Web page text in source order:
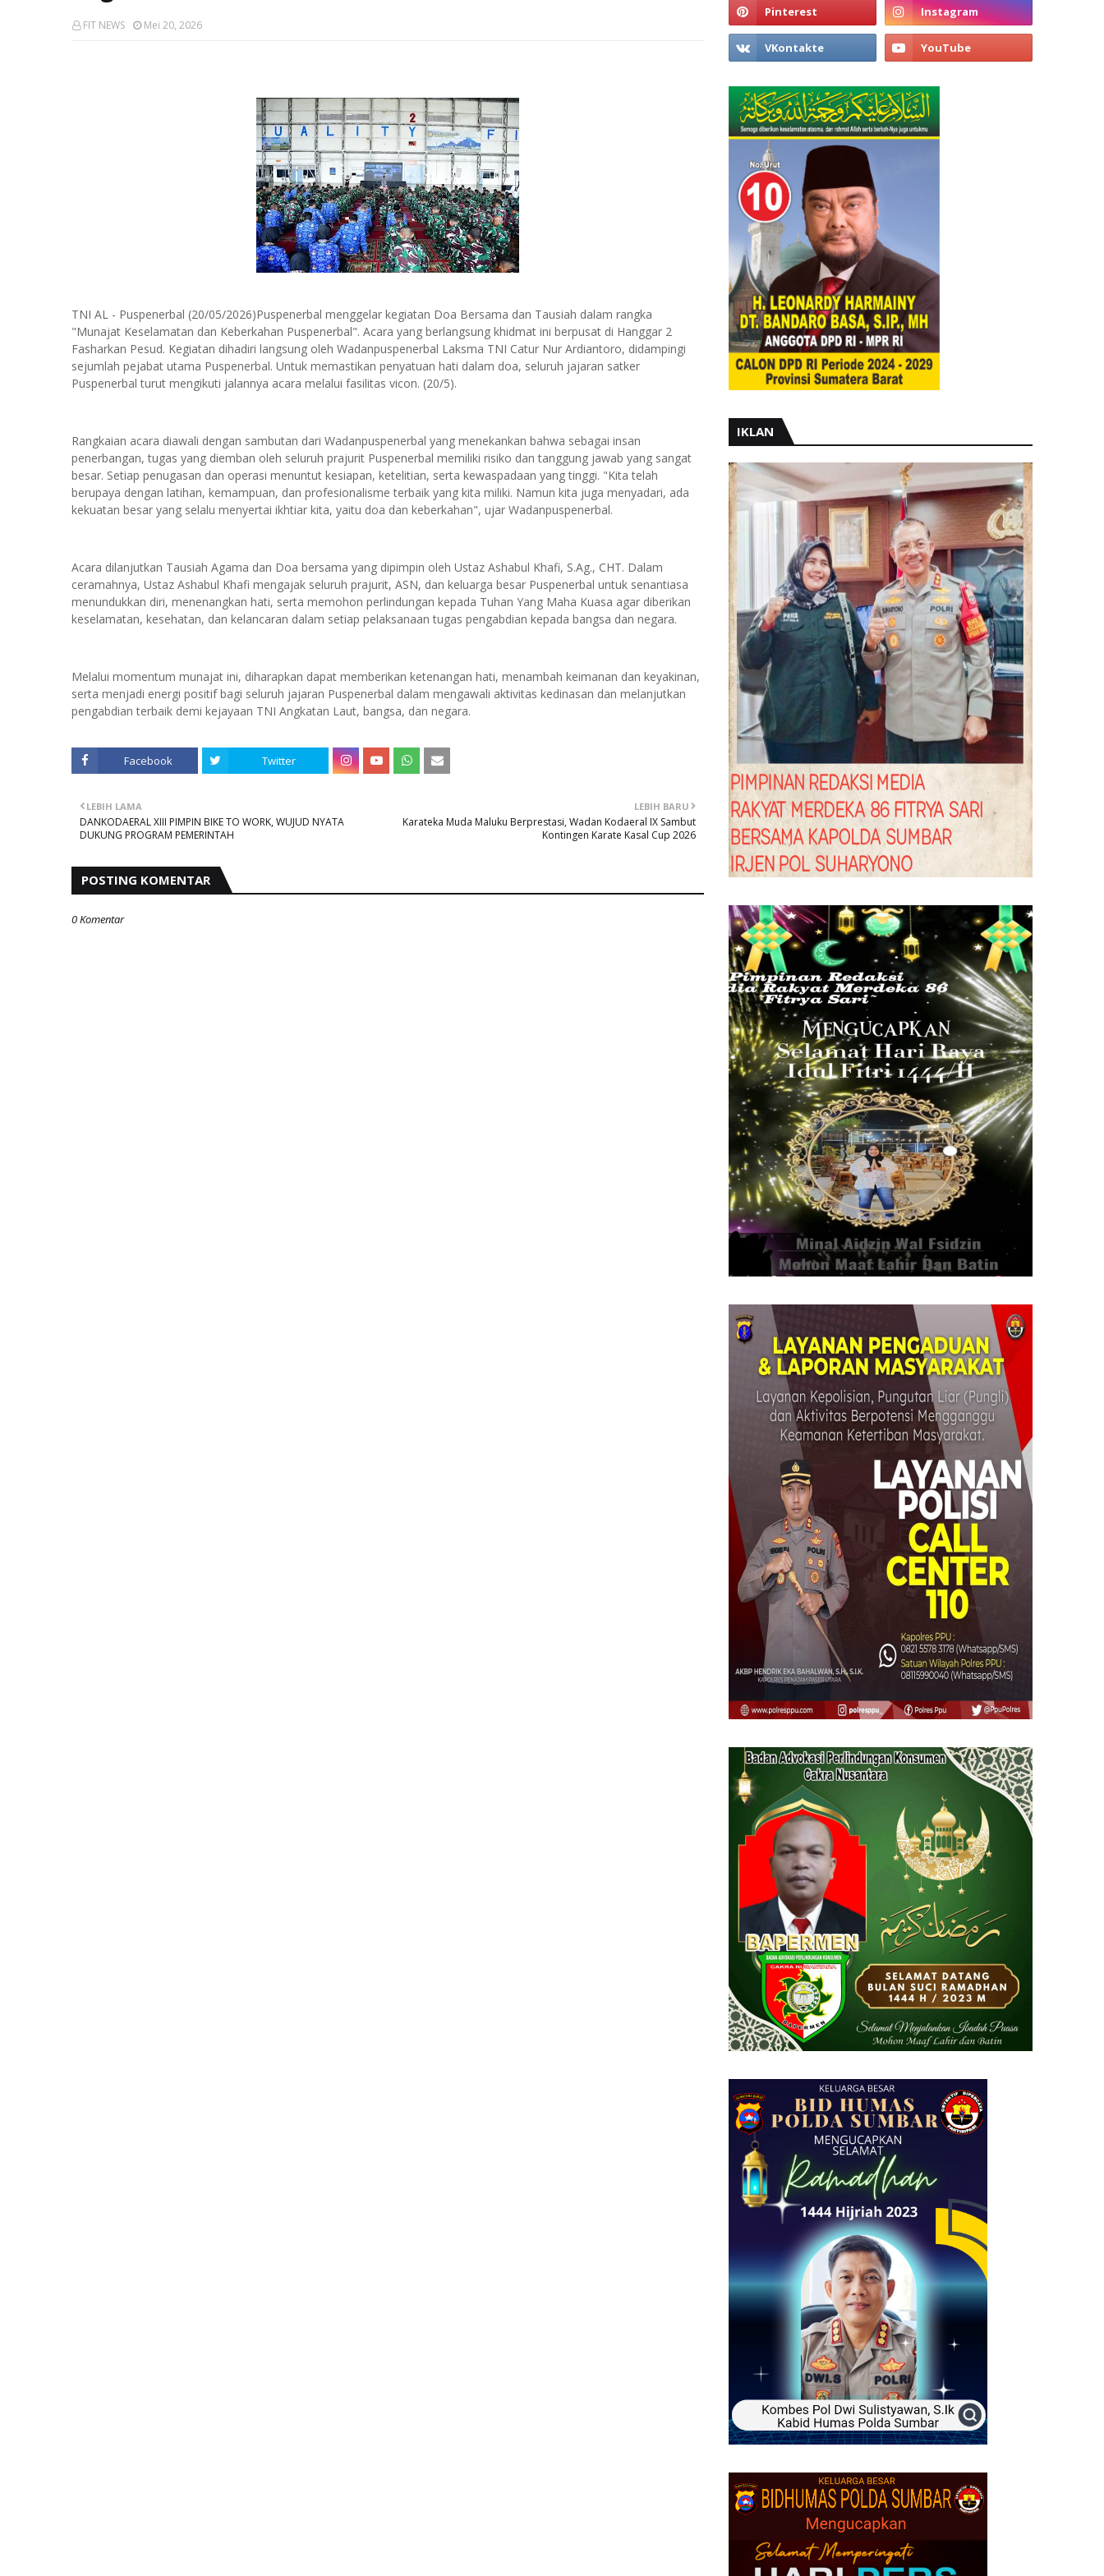
FIT NEWS Mei 20, 2026
TNI AL - Puspenerbal (20/05/2026)Puspenerbal menggelar kegiatan Doa Bersama dan Tausiah dalam rangka
"Munajat Keselamatan dan Keberkahan Puspenerbal". Acara yang berlangsung khidmat ini berpusat di Hanggar 2
Fasharkan Pesud. Kegiatan dihadiri langsung oleh Wadanpuspenerbal Laksma TNI Catur Nur Ardiantoro, didampingi
sejumlah pejabat utama Puspenerbal. Untuk memastikan penyatuan hati dalam doa, seluruh jajaran satker
Puspenerbal turut mengikuti jalannya acara melalui fasilitas vicon. (20/5).
Rangkaian acara diawali dengan sambutan dari Wadanpuspenerbal yang menekankan bahwa sebagai insan
penerbangan, tugas yang diemban oleh seluruh prajurit Puspenerbal memiliki risiko dan tanggung jawab yang sangat
besar. Setiap penugasan dan operasi menuntut kesiapan, ketelitian, serta kewaspadaan yang tinggi. "Kita telah
berupaya dengan latihan, kemampuan, dan profesionalisme terbaik yang kita miliki. Namun kita juga menyadari, ada
kekuatan besar yang selalu menyertai ikhtiar kita, yaitu doa dan keberkahan", ujar Wadanpuspenerbal.
Acara dilanjutkan Tausiah Agama dan Doa bersama yang dipimpin oleh Ustaz Ashabul Khafi, S.Ag., CHT. Dalam
ceramahnya, Ustaz Ashabul Khafi mengajak seluruh prajurit, ASN, dan keluarga besar Puspenerbal untuk senantiasa
menundukkan diri, menenangkan hati, serta memohon perlindungan kepada Tuhan Yang Maha Kuasa agar diberikan
keselamatan, kesehatan, dan kelancaran dalam setiap pelaksanaan tugas pengabdian kepada bangsa dan negara.
Melalui momentum munajat ini, diharapkan dapat memberikan ketenangan hati, menambah keimanan dan keyakinan,
serta menjadi energi positif bagi seluruh jajaran Puspenerbal dalam mengawali aktivitas kedinasan dan melanjutkan
pengabdian terbaik demi kejayaan TNI Angkatan Laut, bangsa, dan negara.
Facebook Twitter
LEBIH BARU
Karateka Muda Maluku Berprestasi, Wadan Kodaeral IX Sambut
Kontingen Karate Kasal Cup 2026
LEBIH LAMA
DANKODAERAL XIII PIMPIN BIKE TO WORK, WUJUD NYATA
DUKUNG PROGRAM PEMERINTAH
POSTING KOMENTAR
0 Komentar
IKLAN